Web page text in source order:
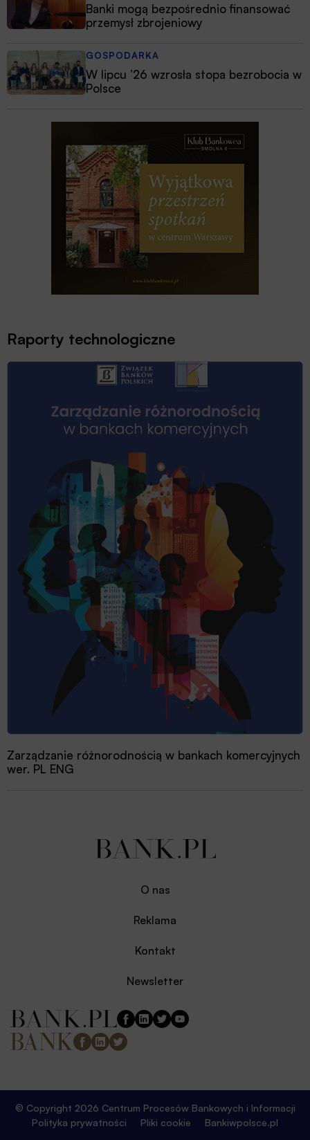
Banki mogą bezpośrednio finansować
przemysł zbrojeniowy
GOSPODARKA
W lipcu ’26 wzrosła stopa bezrobocia w
Polsce
Raporty technologiczne
Zarządzanie różnorodnością w bankach komercyjnych
wer. PL ENG
O nas
Reklama
Kontakt
Newsletter
© Copyright 2026 Centrum Procesów Bankowych i Informacji
Polityka prywatności
Pliki cookie Bankiwpolsce.pl